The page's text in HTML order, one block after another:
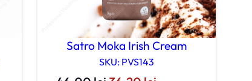
Satro Moka Irish Cream
SKU: PVS143